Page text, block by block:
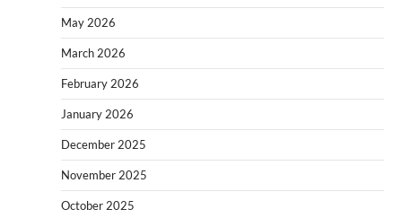
May 2026
March 2026
February 2026
January 2026
December 2025
November 2025
October 2025